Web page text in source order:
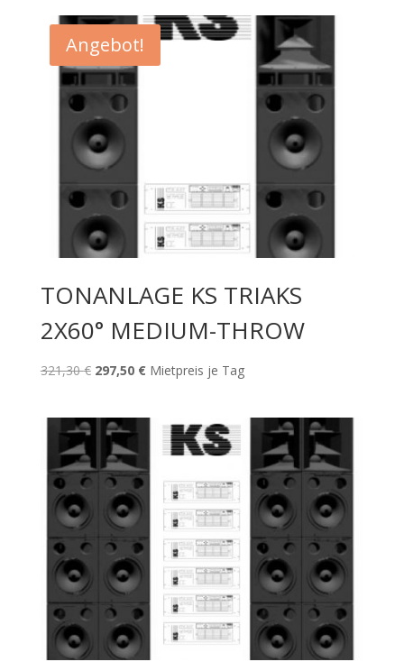
Angebot!
TONANLAGE KS TRIAKS
2X60° MEDIUM-THROW
321,30€ Ursprünglicher
321,30 €
297,50 €Aktueller
297,50 €.
Mietpreis je Tag